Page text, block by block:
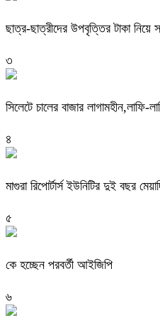
ছাত্র-ছাত্রীদের উপবৃত্তির টাকা নিয়ে
৩
সিলেটে চালের বাজার লাগামহীন,লাফি-
৪
মাগুরা রিপোর্টার্স ইউনিটির দুই বছর
৫
কে হচ্ছেন পরবর্তী আইজিপি
৬